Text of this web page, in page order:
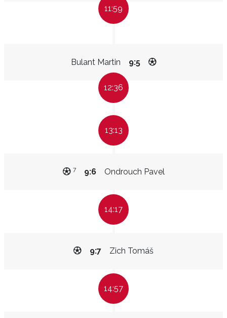
11:59
Bulant Martin 9:5
12:36
13:13
Ondrouch Pavel
9:6
7
14:17
Zich Tomáš
9:7
14:57